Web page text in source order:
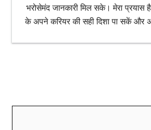
भरोसेमंद जानकारी मिल सके। मेरा प्रयास है
के अपने करियर की सही दिशा पा सकें और